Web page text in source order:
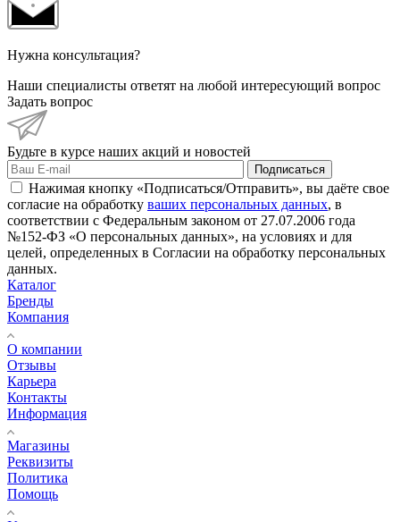
Нужна консультация?
Наши специалисты ответят на любой интересующий вопрос
Задать вопрос
Будьте в курсе наших акций и новостей
Подписаться
Нажимая кнопку «Подписаться/Отправить», вы даёте свое
согласие на обработку ваших персональных данных, в
соответствии с Федеральным законом от 27.07.2006 года
№152-ФЗ «О персональных данных», на условиях и для
целей, определенных в Согласии на обработку персональных
данных.
Каталог
Бренды
Компания
О компании
Отзывы
Карьера
Контакты
Информация
Магазины
Реквизиты
Политика
Помощь